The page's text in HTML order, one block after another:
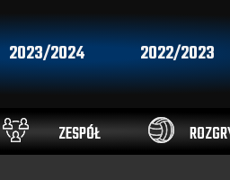
2023/2024 2022/2023
ZESPÓŁ